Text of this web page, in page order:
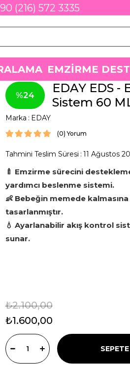
(216) 572 3335
EMZİRME
24
EDAY EDS
Sistem 60
Marka : EDAY
(0)
Tahmini Teslim Süresi : 11 Ağustos
🍼 Emzirme sürecini
yardımcı beslenme sistemi.
👶 Bebeğin memede
tasarlanmıştır.
💧 Ayarlanabilir akış kontrol
sunar.
₺2.100,00
₺1.600,00